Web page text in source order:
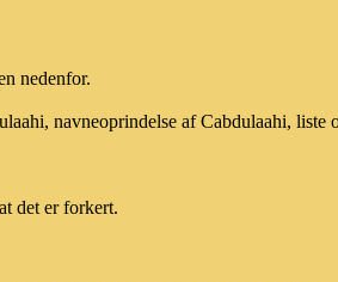
nedenfor.
navneoprindelse af Cabdulaahi, liste
det er forkert.